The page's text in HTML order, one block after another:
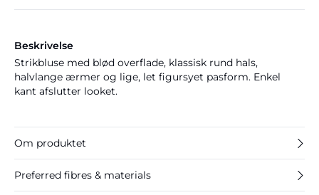
Beskrivelse
Strikbluse med blød overflade, klassisk rund hals,
halvlange ærmer og lige, let figursyet pasform. Enkel
kant afslutter looket.
Om produktet
Preferred fibres & materials